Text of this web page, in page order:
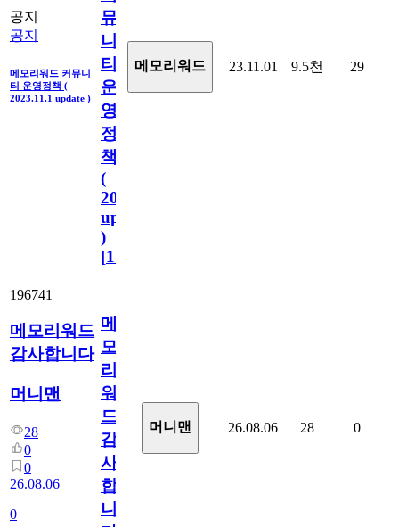
공지
공지
메모리워드 커뮤니
티 운영정책 (
2023.11.1 update )
뮤
니
티
운
영
정
책
(
2023.11.1
update
)
[110
메모리워드 23.11.01 9.5천 29
196741
메모리워드
감사합니다
머니맨
28
0
0
26.08.06
0
메
모
리
워
드
감
사
합
니
머니맨 26.08.06 28 0